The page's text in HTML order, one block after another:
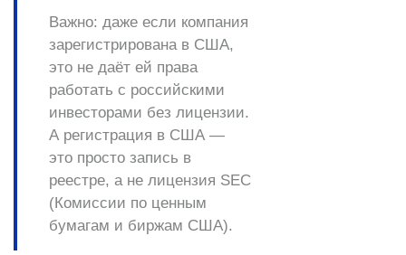
Важно: даже если компания
зарегистрирована в США,
это не даёт ей права
работать с российскими
инвесторами без лицензии.
А регистрация в США —
это просто запись в
реестре, а не лицензия SEC
(Комиссии по ценным
бумагам и биржам США).